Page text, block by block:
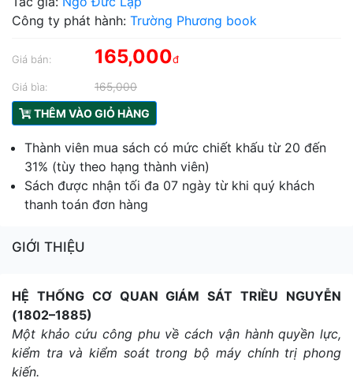
Công ty phát hành: Trường Phương book
Giá bán: 165,000đ
Giá bìa:
165,000
THÊM VÀO GIỎ HÀNG
Thành viên mua sách có mức chiết khấu từ 20 đến
31% (tùy theo hạng thành viên)
Sách được nhận tối đa 07 ngày từ khi quý khách
thanh toán đơn hàng
GIỚI THIỆU
HỆ THỐNG CƠ QUAN GIÁM SÁT TRIỀU NGUYỄN
(1802–1885)
Một khảo cứu công phu về cách vận hành quyền lực,
kiểm tra và kiểm soát trong bộ máy chính trị phong
kiến.